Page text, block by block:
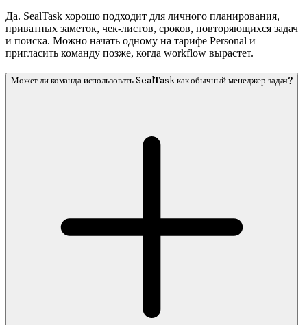
Да. SealTask хорошо подходит для личного планирования,
приватных заметок, чек-листов, сроков, повторяющихся задач
и поиска. Можно начать одному на тарифе Personal и
пригласить команду позже, когда workflow вырастет.
Может ли команда использовать SealTask как обычный менеджер задач?